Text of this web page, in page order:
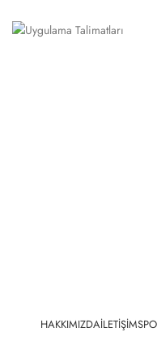
HAKKIMIZDAİLETIŞIM